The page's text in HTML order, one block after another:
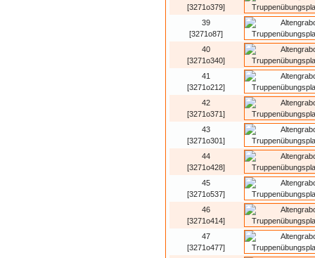
[3271o379]
39
[3271o87]
40
[3271o340]
41
[3271o212]
42
[3271o371]
43
[3271o301]
44
[3271o428]
45
[3271o537]
46
[3271o414]
47
[3271o477]